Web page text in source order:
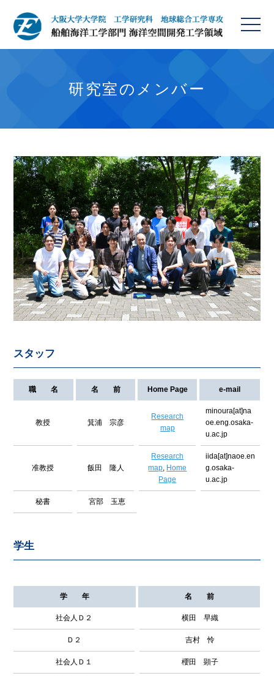
研究室のメンバー
スタッフ
職 名 名 前 Home Page e-mail
教授 箕浦 宗彦
Research
map
minoura[at]na
oe.eng.osaka-
u.ac.jp
准教授 飯田 隆人
Research
map Home
Page
iida[at]naoe.en
g.osaka-
u.ac.jp
秘書 宮部 玉恵
学生
学 年 名 前
社会人Ｄ２ 横田 早織
Ｄ２ 吉村 怜
社会人Ｄ１ 櫻田 顕子